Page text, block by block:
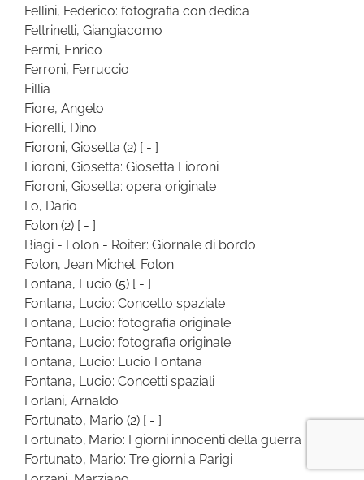
Fellini, Federico: fotografia con dedica
Feltrinelli, Giangiacomo
Fermi, Enrico
Ferroni, Ferruccio
Fillia
Fiore, Angelo
Fiorelli, Dino
Fioroni, Giosetta (2) [ - ]
Fioroni, Giosetta: Giosetta Fioroni
Fioroni, Giosetta: opera originale
Fo, Dario
Folon (2) [ - ]
Biagi - Folon - Roiter: Giornale di bordo
Folon, Jean Michel: Folon
Fontana, Lucio (5) [ - ]
Fontana, Lucio: Concetto spaziale
Fontana, Lucio: fotografia originale
Fontana, Lucio: fotografia originale
Fontana, Lucio: Lucio Fontana
Fontana, Lucio: Concetti spaziali
Forlani, Arnaldo
Fortunato, Mario (2) [ - ]
Fortunato, Mario: I giorni innocenti della guerra
Fortunato, Mario: Tre giorni a Parigi